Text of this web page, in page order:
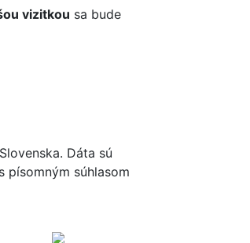
vizitkou sa bude
Dáta sú
písomným súhlasom